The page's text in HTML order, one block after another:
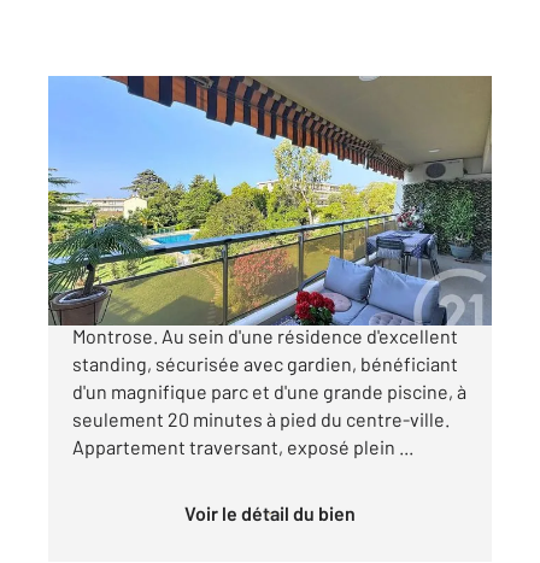
CANNES 06
Appartement F3 à vendre
680 000 €
Exclusivité Cannes Secteur très résidentiel de
Montrose. Au sein d'une résidence d'excellent
standing, sécurisée avec gardien, bénéficiant
d'un magnifique parc et d'une grande piscine, à
seulement 20 minutes à pied du centre-ville.
Appartement traversant, exposé plein ...
Voir le détail du bien